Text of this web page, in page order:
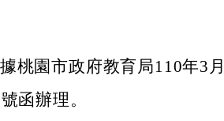
桃園市政府教育局110年3
函辦理。